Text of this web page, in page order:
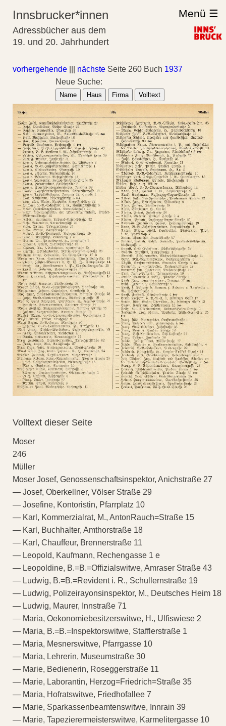
Innsbrucker*innen
Adressbücher aus dem
19. und 20. Jahrhundert
Menü ☰
vorhergehende nächste Seite 260 Buch 1937
Neue Suche:
Name Haus Firma Volltext
Volltext dieser Seite
Moser
246
Müller
Moser Josef, Genossenschaftsinspektor, Anichstraße 27
— Josef, Oberkellner, Völser Straße 29
— Josefine, Kontoristin, Pfarrplatz 10
— Karl, Kommerzialrat, M., AntonRauch=Straße 15
— Karl, Buchhalter, Amthorstraße 18
— Karl, Chauffeur, Brennerstraße 11
— Leopold, Kaufmann, Rechengasse 1 e
— Leopoldine, B.=B.=Offizialswitwe, Amraser Straße 43
— Ludwig, B.=B.=Revident i. R., Schullernstraße 19
— Ludwig, Polizeirayonsinspektor, M., Deutsches Heim 18
— Ludwig, Maurer, Innstraße 71
— Maria, Oekonomiebesitzerswitwe, H., Ulfiswiese 2
— Maria, B.=B.=Inspektorswitwe, Stafflerstraße 1
— Maria, Mesnerswitwe, Pfarrgasse 10
— Maria, Lehrerin, Museumstraße 30
— Marie, Bedienerin, Roseggerstraße 11
— Marie, Laborantin, Herzog=Friedrich=Straße 35
— Maria, Hofratswitwe, Friedhofallee 7
— Marie, Sparkassenbeamtenswitwe, Innrain 39
— Marie, Tapezierermeisterswitwe, Karmelitergasse 10